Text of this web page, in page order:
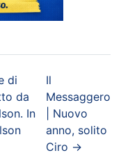
di
da
In
Il
Messaggero
| Nuovo
anno, solito
Ciro →